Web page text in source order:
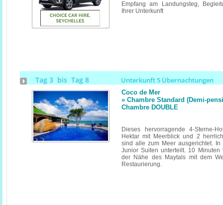
Empfang am Landungsteg,
Ihrer Unterkunft
Tag 3 bis Tag 8 Unterkunft 5 Übernachtungen
Coco de Mer
» Chambre Standard (Demi-
Chambre DOUBLE
Dieses hervorragende 4-Sterne-
Hektar mit Meerblick und 2
sind alle zum Meer ausgerichtet.
Junior Suiten unterteilt. 10 Minuten
der Nähe des Maytals mit dem
Restaurierung.